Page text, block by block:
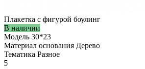
Плакетка с фигурой боулинг
В наличии
Модель 30*23
Материал основания Дерево
Тематика Разное
5